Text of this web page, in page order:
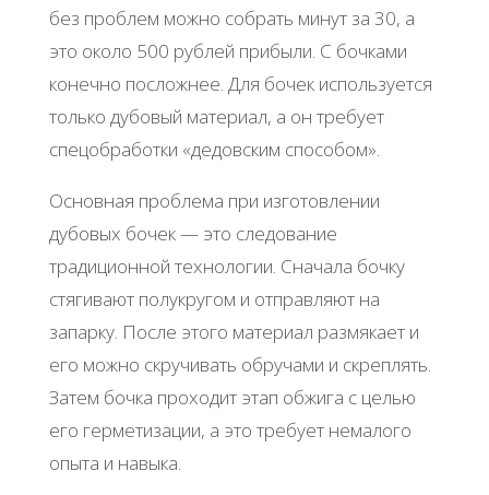
без проблем можно собрать минут за 30, а
это около 500 рублей прибыли. С бочками
конечно посложнее. Для бочек используется
только дубовый материал, а он требует
спецобработки «дедовским способом».
Основная проблема при изготовлении
дубовых бочек — это следование
традиционной технологии. Сначала бочку
стягивают полукругом и отправляют на
запарку. После этого материал размякает и
его можно скручивать обручами и скреплять.
Затем бочка проходит этап обжига с целью
его герметизации, а это требует немалого
опыта и навыка.